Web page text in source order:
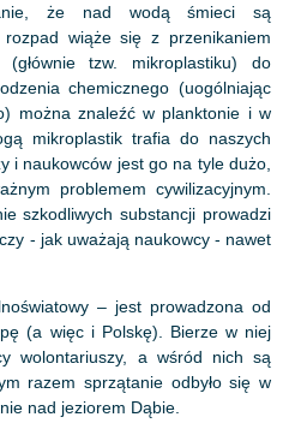
że nad wodą śmieci są
wiąże się z przenikaniem
(głównie tzw. mikroplastiku) do
chemicznego (uogólniając
można znaleźć w planktonie i w
mikroplastik trafia do naszych
i naukowców jest go na tyle dużo,
problemem cywilizacyjnym.
szkodliwych substancji prowadzi
- jak uważają naukowcy - nawet
– jest prowadzona od
(a więc i Polskę). Bierze w niej
wolontariuszy, a wśród nich są
razem sprzątanie odbyło się w
nad jeziorem Dąbie.